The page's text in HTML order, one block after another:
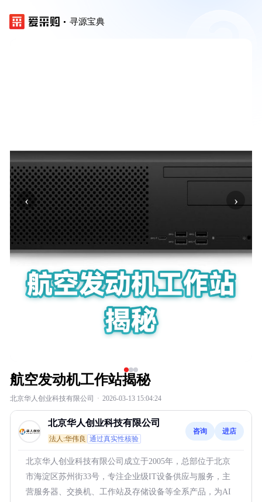
寻源宝典
‹ ›
航空发动机工作站揭秘
北京华人创业科技有限公司 · 2026-03-13 15:04:24
北京华人创业科技有限公司
法人:华伟良 通过真实性核验
咨询 进店
北京华人创业科技有限公司成立于2005年，总部位于北京
市海淀区苏州街33号，专注企业级IT设备供应与服务，主
营服务器、交换机、工作站及存储设备等全系产品，为AI